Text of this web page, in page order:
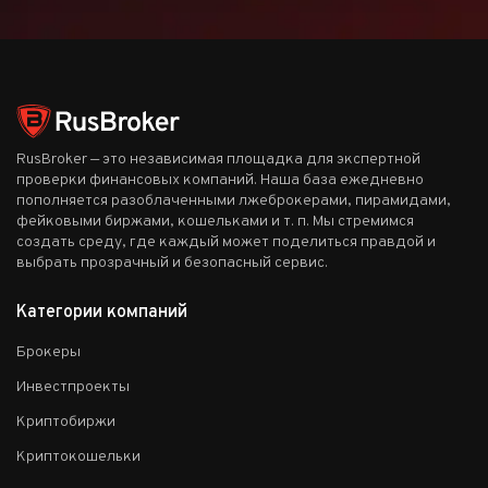
RusBroker — это независимая площадка для экспертной
проверки финансовых компаний. Наша база ежедневно
пополняется разоблаченными лжеброкерами, пирамидами,
фейковыми биржами, кошельками и т. п. Мы стремимся
создать среду, где каждый может поделиться правдой и
выбрать прозрачный и безопасный сервис.
Категории компаний
Брокеры
Инвестпроекты
Криптобиржи
Криптокошельки